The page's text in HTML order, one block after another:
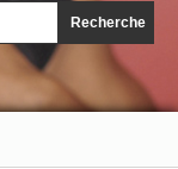
Recherche